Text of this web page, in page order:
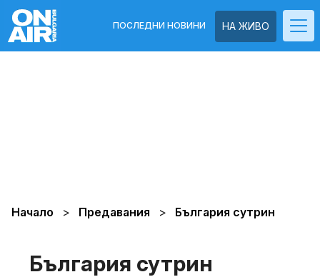
НА ЖИВО
ПОСЛЕДНИ НОВИНИ
Начало Предавания България сутрин
България сутрин